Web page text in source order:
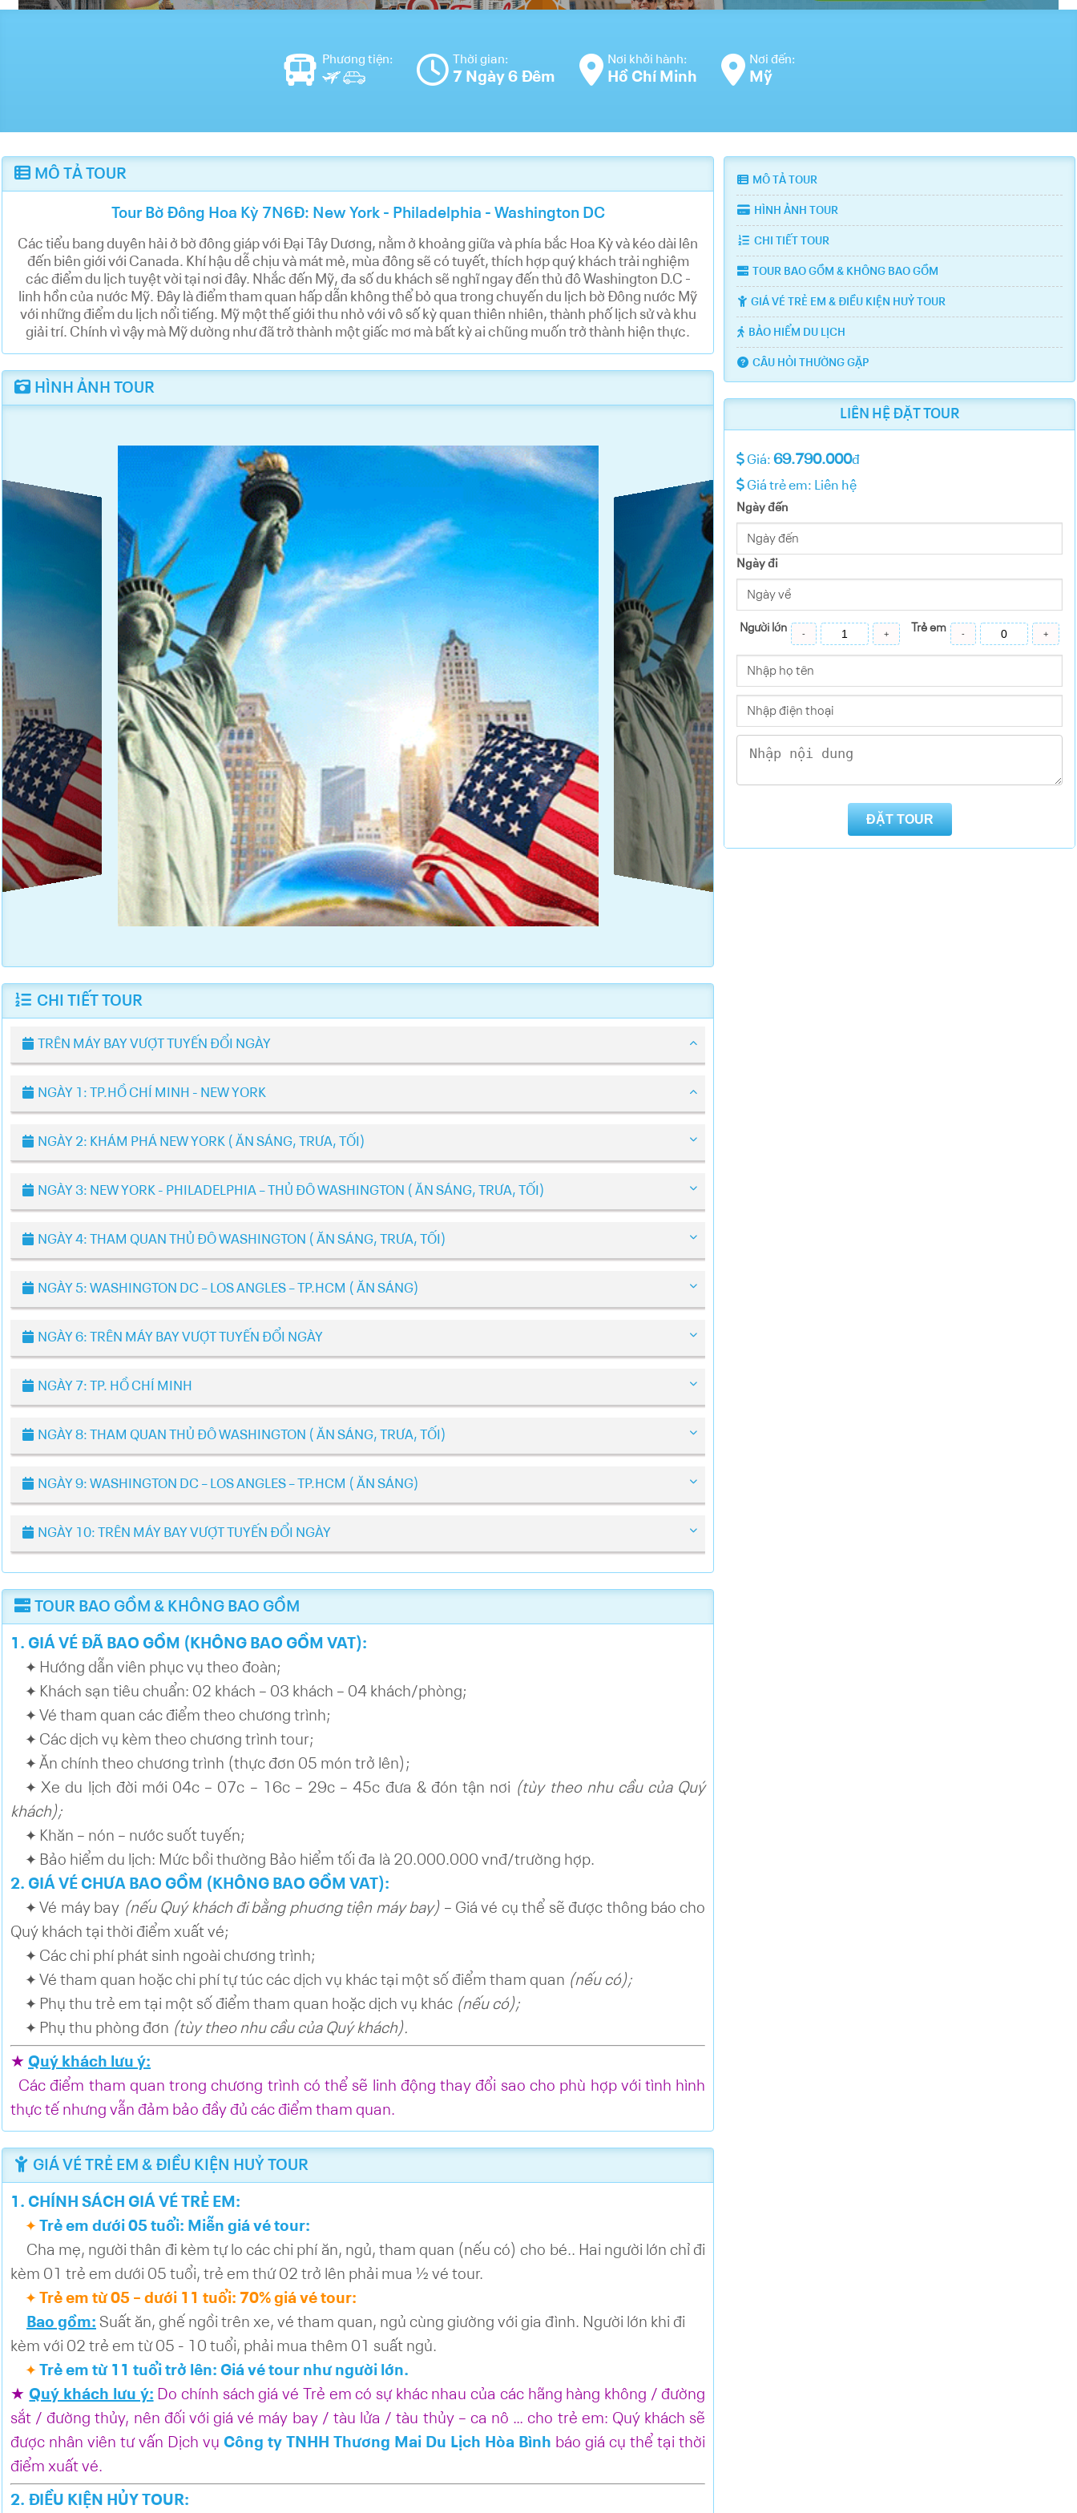
Phương tiện: Thời gian:
7 Ngày 6 Đêm
Nơi khởi hành:
Hồ Chí Minh
Nơi đến:
Mỹ
MÔ TẢ TOUR
Tour Bờ Đông Hoa Kỳ 7N6Đ: New York - Philadelphia - Washington DC
Các tiểu bang duyên hải ở bờ đông giáp với Đại Tây Dương, nằm ở khoảng giữa và phía bắc Hoa Kỳ và kéo dài lên
đến biên giới với Canada. Khí hậu dễ chịu và mát mẻ, mùa đông sẽ có tuyết, thích hợp quý khách trải nghiệm
các điểm du lịch tuyệt vời tại nơi đây. Nhắc đến Mỹ, đa số du khách sẽ nghĩ ngay đến thủ đô Washington D.C -
linh hồn của nước Mỹ. Đây là điểm tham quan hấp dẫn không thể bỏ qua trong chuyến du lịch bờ Đông nước Mỹ
với những điểm du lịch nổi tiếng. Mỹ một thế giới thu nhỏ với vô số kỳ quan thiên nhiên, thành phố lịch sử và khu
giải trí. Chính vì vậy mà Mỹ dường như đã trở thành một giấc mơ mà bất kỳ ai chũng muốn trở thành hiện thực.
HÌNH ẢNH TOUR
CHI TIẾT TOUR
TRÊN MÁY BAY VƯỢT TUYẾN ĐỔI NGÀY
NGÀY 1: TP.HỒ CHÍ MINH - NEW YORK
NGÀY 2: KHÁM PHÁ NEW YORK ( ĂN SÁNG, TRƯA, TỐI)
NGÀY 3: NEW YORK - PHILADELPHIA – THỦ ĐÔ WASHINGTON ( ĂN SÁNG, TRƯA, TỐI)
NGÀY 4: THAM QUAN THỦ ĐÔ WASHINGTON ( ĂN SÁNG, TRƯA, TỐI)
NGÀY 5: WASHINGTON DC – LOS ANGLES – TP.HCM ( ĂN SÁNG)
NGÀY 6: TRÊN MÁY BAY VƯỢT TUYẾN ĐỔI NGÀY
NGÀY 7: TP. HỒ CHÍ MINH
NGÀY 8: THAM QUAN THỦ ĐÔ WASHINGTON ( ĂN SÁNG, TRƯA, TỐI)
NGÀY 9: WASHINGTON DC – LOS ANGLES – TP.HCM ( ĂN SÁNG)
NGÀY 10: TRÊN MÁY BAY VƯỢT TUYẾN ĐỔI NGÀY
TOUR BAO GỒM & KHÔNG BAO GỒM
1. GIÁ VÉ ĐÃ BAO GỒM (KHÔNG BAO GỒM VAT):
✦ Hướng dẫn viên phục vụ theo đoàn;
✦ Khách sạn tiêu chuẩn: 02 khách – 03 khách – 04 khách/phòng;
✦ Vé tham quan các điểm theo chương trình;
✦ Các dịch vụ kèm theo chương trình tour;
✦ Ăn chính theo chương trình (thực đơn 05 món trở lên);
✦Xe du lịch đời mới 04c – 07c – 16c – 29c – 45c đưa & đón tận nơi (tùy theo nhu cầu của Quý
khách);
✦ Khăn – nón – nước suốt tuyến;
✦ Bảo hiểm du lịch: Mức bồi thường Bảo hiểm tối đa là 20.000.000 vnđ/trường hợp.
2. GIÁ VÉ CHƯA BAO GỒM (KHÔNG BAO GỒM VAT):
✦ Vé máy bay (nếu Quý khách đi bằng phuơng tiện máy bay) – Giá vé cụ thể sẽ được thông báo cho
Quý khách tại thời điểm xuất vé;
✦ Các chi phí phát sinh ngoài chương trình;
✦ Vé tham quan hoặc chi phí tự túc các dịch vụ khác tại một số điểm tham quan (nếu có);
✦ Phụ thu trẻ em tại một số điểm tham quan hoặc dịch vụ khác (nếu có);
✦ Phụ thu phòng đơn (tùy theo nhu cầu của Quý khách).
★ Quý khách lưu ý:
Các điểm tham quan trong chương trình có thể sẽ linh động thay đổi sao cho phù hợp với tình hình
thực tế nhưng vẫn đảm bảo đầy đủ các điểm tham quan.
GIÁ VÉ TRẺ EM & ĐIỀU KIỆN HUỶ TOUR
1. CHÍNH SÁCH GIÁ VÉ TRẺ EM:
✦ Trẻ em dưới 05 tuổi: Miễn giá vé tour:
Cha mẹ, người thân đi kèm tự lo các chi phí ăn, ngủ, tham quan (nếu có) cho bé.. Hai người lớn chỉ đi
kèm 01 trẻ em dưới 05 tuổi, trẻ em thứ 02 trở lên phải mua ½ vé tour.
✦ Trẻem từ 05 – dưới 11 tuổi: 70% giá vé tour:
Bao gồm: Suất ăn, ghế ngồi trên xe, vé tham quan, ngủ cùng giường với gia đình. Người lớn khi đi
kèm với 02 trẻ em từ 05 - 10 tuổi, phải mua thêm 01 suất ngủ.
✦ Trẻem từ 11 tuổi trở lên: Giá vé tour như người lớn.
★ Quý khách lưu ý: Do chính sách giá vé Trẻ em có sự khác nhau của các hãng hàng không / đường
sắt / đường thủy, nên đối với giá vé máy bay / tàu lửa / tàu thủy – ca nô … cho trẻ em: Quý khách sẽ
được nhân viên tư vấn Dịch vụ Công ty TNHH Thương Mai Du Lịch Hòa Bình báo giá cụ thể tại thời
điểm xuất vé.
2. ĐIỀU KIỆN HỦY TOUR:
MÔ TẢ TOUR
HÌNH ẢNH TOUR
CHI TIẾT TOUR
TOUR BAO GỒM & KHÔNG BAO GỒM
GIÁ VÉ TRẺ EM & ĐIỀU KIỆN HUỶ TOUR
BẢO HIỂM DU LỊCH
CÂU HỎI THƯỜNG GẶP
LIÊN HỆ ĐẶT TOUR
Giá:69.790.000đ
Giá trẻ em: Liên hệ
Ngày đến
Ngày đi
Người lớn Trẻ em